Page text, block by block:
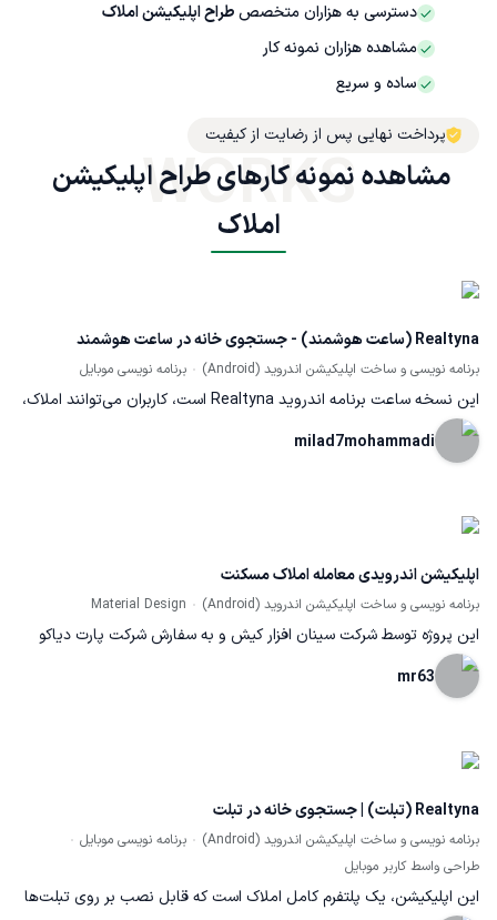
دسترسی به هزاران متخصصطراح اپلیکیشن املاک
مشاهده هزاران نمونه کار
ساده و سریع
پرداخت نهایی پس از رضایت از کیفیت
مشاهده نمونه کارهای طراح اپلیکیشن
املاک
WORKS
Realtyna (ساعت هوشمند) - جستجوی خانه در ساعت هوشمند
برنامه نویسی و ساخت اپلیکیشن اندروید (Android) برنامه نویسی موبایل
این نسخه ساعت برنامه اندروید Realtyna است، کاربران می‌توانند املاک،
تصاویر، ویدیوها و جزئیات را ببینند و حتی در حال حرکت با مشاور املاک
milad7mohammadi
اپلیکیشن اندرویدی معامله املاک مسکنت
برنامه نویسی و ساخت اپلیکیشن اندروید (Android) Material Design
این پروژه توسط شرکت سینان افزار کیش و به سفارش شرکت پارت دیاکو
انجام پذیرفته است که به زودی در اختیار کاربران قرار می گیرد.
mr63
Realtyna (تبلت) | جستجوی خانه در تبلت
برنامه نویسی و ساخت اپلیکیشن اندروید (Android)
برنامه نویسی موبایل
طراحی واسط کاربر موبایل
این اپلیکیشن، یک پلتفرم کامل املاک است که قابل نصب بر روی تبلت‌ها